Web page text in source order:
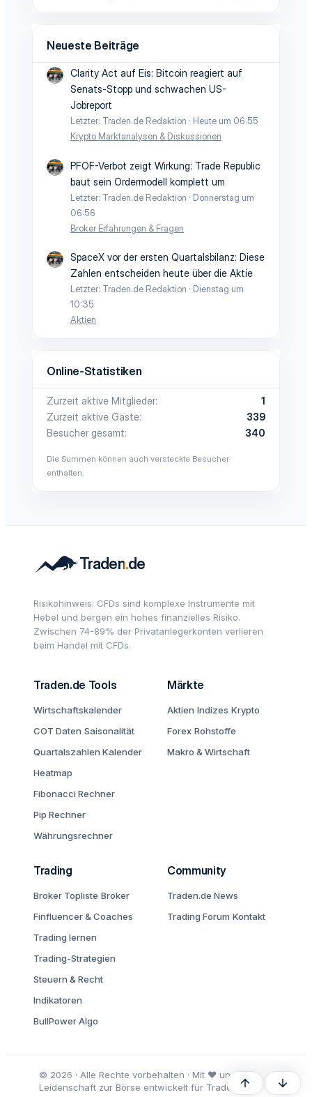
Neueste Beiträge
Clarity Act auf Eis: Bitcoin reagiert auf
Senats-Stopp und schwachen US-
Jobreport
Letzter: Traden.de Redaktion
Heute um 06:55
Krypto Marktanalysen & Diskussionen
PFOF-Verbot zeigt Wirkung: Trade Republic
baut sein Ordermodell komplett um
Letzter: Traden.de Redaktion
Donnerstag um
06:56
Broker Erfahrungen & Fragen
SpaceX vor der ersten Quartalsbilanz: Diese
Zahlen entscheiden heute über die Aktie
Letzter: Traden.de Redaktion
Dienstag um
10:35
Aktien
Online-Statistiken
Zurzeit aktive Mitglieder
1
Zurzeit aktive Gäste
339
Besucher gesamt
340
Die Summen können auch versteckte Besucher
enthalten.
Risikohinweis: CFDs sind komplexe Instrumente mit
Hebel und bergen ein hohes finanzielles Risiko.
Zwischen 74-89% der Privatanlegerkonten verlieren
beim Handel mit CFDs.
Traden.de Tools
Wirtschaftskalender
COT Daten Saisonalität
Quartalszahlen Kalender
Heatmap
Fibonacci Rechner
Pip Rechner
Währungsrechner
Märkte
Aktien Indizes Krypto
Forex Rohstoffe
Makro & Wirtschaft
Trading
Broker Topliste Broker
Finfluencer & Coaches
Trading lernen
Trading-Strategien
Steuern & Recht
Indikatoren
BullPower Algo
Community
Traden.de News
Trading Forum Kontakt
© 2026 · Alle Rechte vorbehalten · Mit ♥ und
Leidenschaft zur Börse entwickelt für Trader undOben Unten